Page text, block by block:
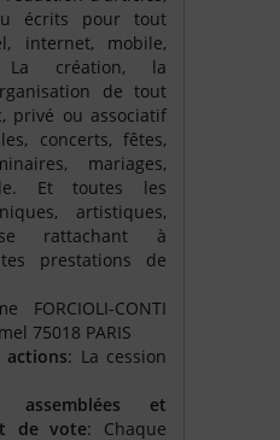
écrits pour tout
internet, mobile,
La création, la
de tout
privé ou associatif
concerts, fêtes,
mariages,
Et toutes les
artistiques,
se rattachant à
prestations de
FORCIOLI-CONTI
75018 PARIS
actions: La cession
assemblées et
de vote: Chaque